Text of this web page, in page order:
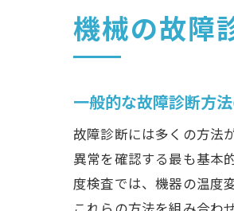
機械の故障
一般的な故障診断方
故障診断には多くの方法
異常を確認する最も基本
度検査では、機器の温度